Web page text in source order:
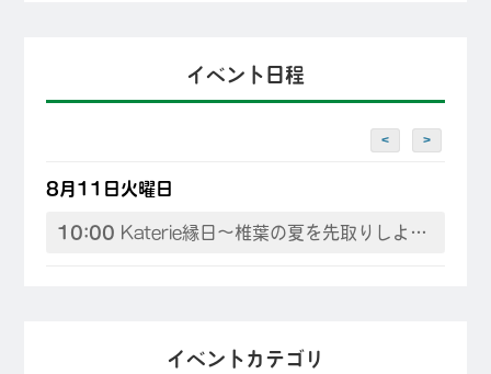
イベント日程
< >
8月11日火曜日
10:00 Katerie縁日～椎葉の夏を先取りしよう♪
イベントカテゴリ